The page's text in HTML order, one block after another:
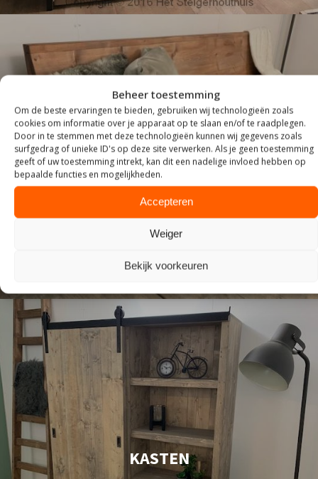
Beheer toestemming
Om de beste ervaringen te bieden, gebruiken wij technologieën zoals
cookies om informatie over je apparaat op te slaan en/of te raadplegen.
Door in te stemmen met deze technologieën kunnen wij gegevens zoals
surfgedrag of unieke ID's op deze site verwerken. Als je geen toestemming
geeft of uw toestemming intrekt, kan dit een nadelige invloed hebben op
bepaalde functies en mogelijkheden.
Accepteren
Weiger
Bekijk voorkeuren
ZITTEN
KASTEN